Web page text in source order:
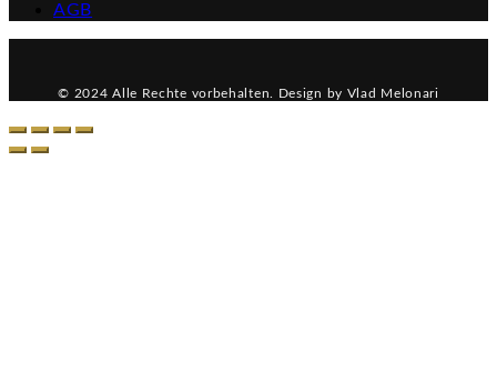
AGB
© 2024 Alle Rechte vorbehalten. Design by Vlad Melonari